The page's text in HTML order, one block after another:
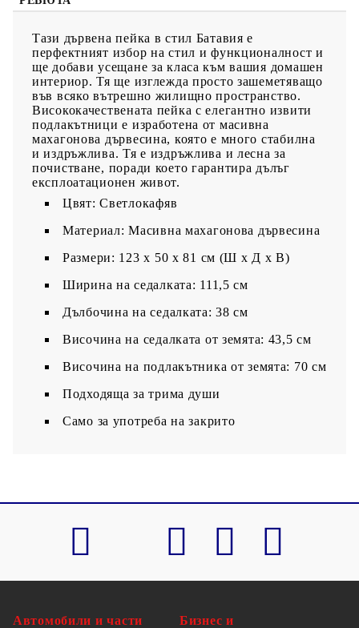
Тази дървена пейка в стил Батавия е
перфектният избор на стил и функционалност и
ще добави усещане за класа към вашия домашен
интериор. Тя ще изглежда просто зашеметяващо
във всяко вътрешно жилищно пространство.
Висококачествената пейка с елегантно извити
подлакътници е изработена от масивна
махагонова дървесина, която е много стабилна
и издръжлива. Тя е издръжлива и лесна за
почистване, поради което гарантира дълъг
експлоатационен живот.
Цвят: Светлокафяв
Материал: Масивна махагонова дървесина
Размери: 123 x 50 x 81 cм (Ш х Д х В)
Ширина на седалката: 111,5 см
Дълбочина на седалката: 38 см
Височина на седалката от земята: 43,5 см
Височина на подлакътника от земята: 70 см
Подходяща за трима души
Само за употреба на закрито
Автомобили и части
Бизнес и